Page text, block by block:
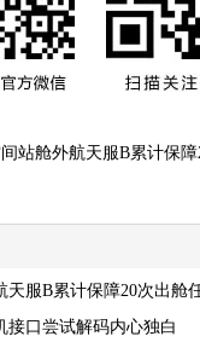
站舱外航天服B累计保
天服B累计保障20次出舱
接口尝试解码内心独白